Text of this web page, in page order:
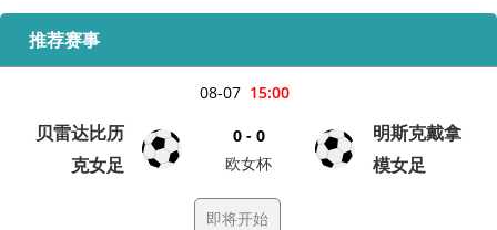
推荐赛事
15:00
08-07
贝雷达比历
克女足
0 - 0
欧女杯
明斯克戴拿
模女足
即将开始